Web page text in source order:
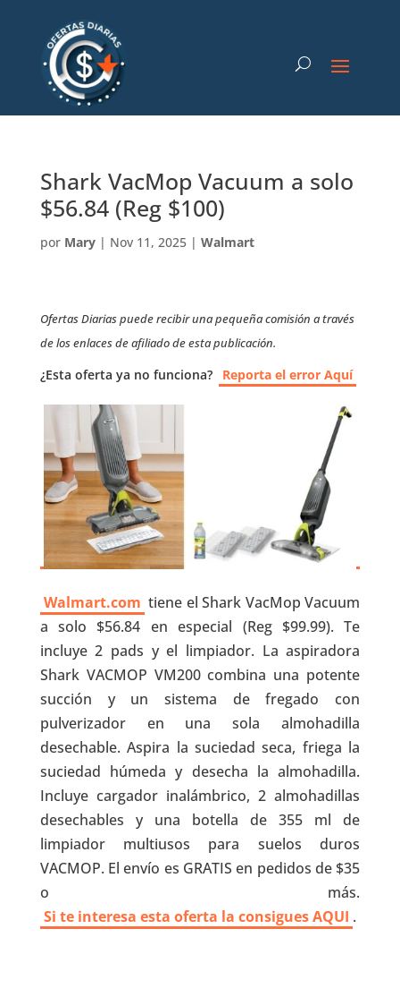
Shark VacMop Vacuum a solo
$56.84 (Reg $100)
por Mary| Nov 11, 2025| Walmart
Ofertas Diarias puede recibir una pequeña comisión a través
de los enlaces de afiliado de esta publicación.
¿Esta oferta ya no funciona? Reporta el error Aquí
Walmart.com tiene el Shark VacMop Vacuum
a solo $56.84 en especial (Reg $99.99). Te
incluye 2 pads y el limpiador. La aspiradora
Shark VACMOP VM200 combina una potente
succión y un sistema de fregado con
pulverizador en una sola almohadilla
desechable. Aspira la suciedad seca, friega la
suciedad húmeda y desecha la almohadilla.
Incluye cargador inalámbrico, 2 almohadillas
desechables y una botella de 355 ml de
limpiador multiusos para suelos duros
VACMOP. El envío es GRATIS en pedidos de $35
o más.
Si te interesa esta oferta la consigues AQUI .